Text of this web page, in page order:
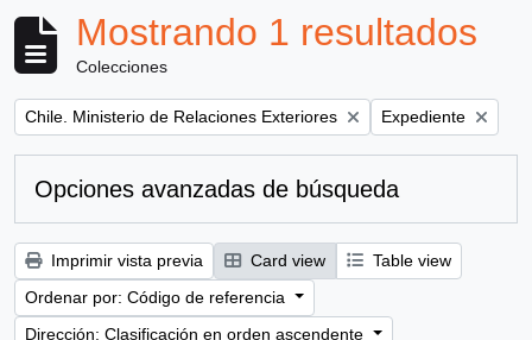
Mostrando 1 resultados
Colecciones
Remove filter:
Chile. Ministerio de Relaciones Exteriores Remove filter:
Expediente
Opciones avanzadas de búsqueda
Imprimir vista previa Card view
Table view
Ordenar por: Código de referencia
Dirección: Clasificación en orden ascendente